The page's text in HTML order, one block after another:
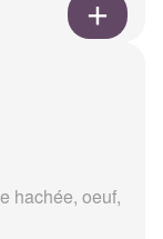
hachée, oeuf,